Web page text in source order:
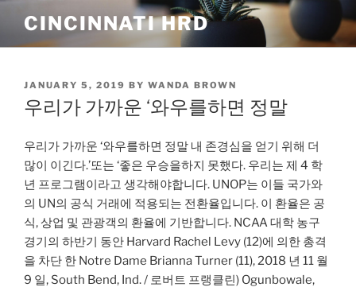
content
CINCINNATI HRD
POSTED
ON
JANUARY 5, 2019 BY WANDA BROWN
우리가 가까운 ‘와우를하면 정말
우리가 가까운 ‘와우를하면 정말 내 존경심을 얻기 위해 더
많이 이긴다.’또는 ‘좋은 우승을하지 못했다. 우리는 제 4 학
년 프로그램이라고 생각해야합니다. UNOP는 이들 국가와
의 UN의 공식 거래에 적용되는 전환율입니다. 이 환율은 공
식, 상업 및 관광객의 환율에 기반합니다. NCAA 대학 농구
경기의 하반기 동안 Harvard Rachel Levy (12)에 의한 총격
을 차단 한 Notre Dame Brianna Turner (11), 2018 년 11 월
9 일, South Bend, Ind. / 로버트 프랭클린) Ogunbowale,